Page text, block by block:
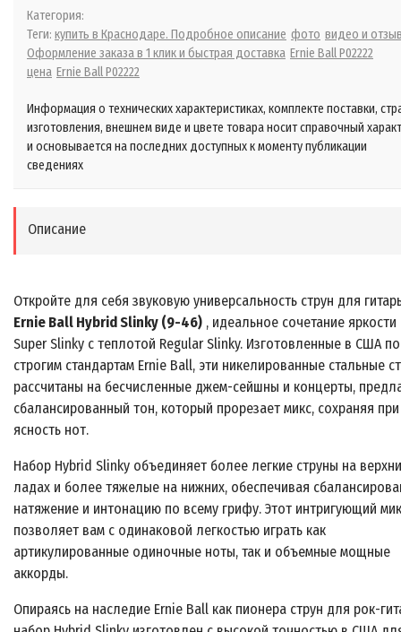
Категория:
Теги: купить в Краснодаре. Подробное описание фото видео и
Оформление заказа в 1 клик и быстрая доставка Ernie Ball P02222
цена Ernie Ball P02222
Информация о технических характеристиках, комплекте поставки,
изготовления, внешнем виде и цвете товара носит справочный
и основывается на последних доступных к моменту публикации
сведениях
Описание
Откройте для себя звуковую универсальность струн для
Ernie Ball Hybrid Slinky (9-46) , идеальное сочетание яркости
Super Slinky с теплотой Regular Slinky. Изготовленные в США по
строгим стандартам Ernie Ball, эти никелированные стальные
рассчитаны на бесчисленные джем-сейшны и концерты,
сбалансированный тон, который прорезает микс, сохраняя
ясность нот.
Набор Hybrid Slinky объединяет более легкие струны на
ладах и более тяжелые на нижних, обеспечивая
натяжение и интонацию по всему грифу. Этот интригующий
позволяет вам с одинаковой легкостью играть как
артикулированные одиночные ноты, так и объемные мощные
аккорды.
Опираясь на наследие Ernie Ball как пионера струн для рок-